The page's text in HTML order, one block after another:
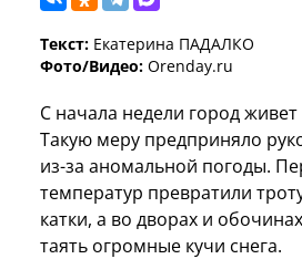
Текст: Екатерина ПАДАЛКО
Фото/Видео: Orenday.ru
С начала недели город
Такую меру предприняло
из-за аномальной погоды.
температур превратили
катки, а во дворах и
таять огромные кучи снега.